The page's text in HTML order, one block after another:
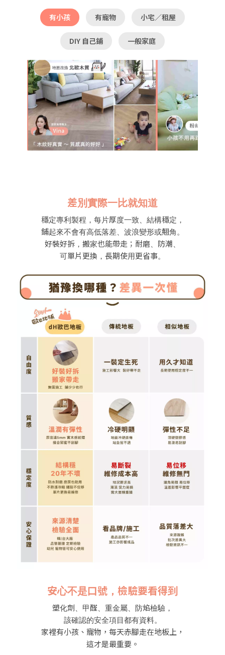
有小孩 有寵物 小宅／租屋
DIY 自己鋪 一般家庭
差別實際一比就知道
穩定專利製程，每片厚度一致、結構穩定，
鋪起來不會有高低落差、波浪變形或翹角。
好裝好拆，搬家也能帶走；耐磨、防潮、
可單片更換，長期使用更省事。
安心不是口號，檢驗要看得到
塑化劑、甲醛、重金屬、防焰檢驗，
該確認的安全項目都有資料。
家裡有小孩、寵物，每天赤腳走在地板上，
這才是最重要。